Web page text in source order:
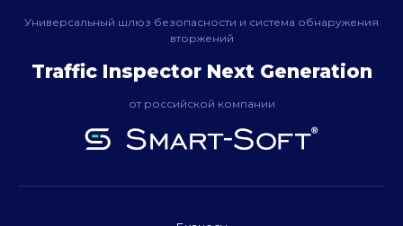
Универсальный шлюз безопасности и система обнаружения
вторжений
Traffic Inspector Next Generation
от российской компании